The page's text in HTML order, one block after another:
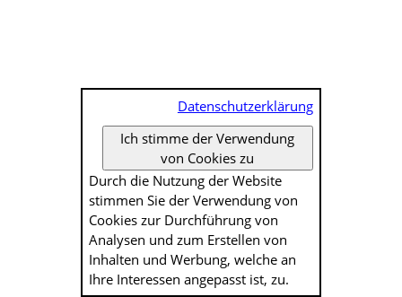
Datenschutzerklärung
Ich stimme der Verwendung
von Cookies zu
Durch die Nutzung der Website
stimmen Sie der Verwendung von
Cookies zur Durch­führung von
Analysen und zum Erstellen von
Inhalten und Werbung, welche an
Ihre Interessen angepasst ist, zu.